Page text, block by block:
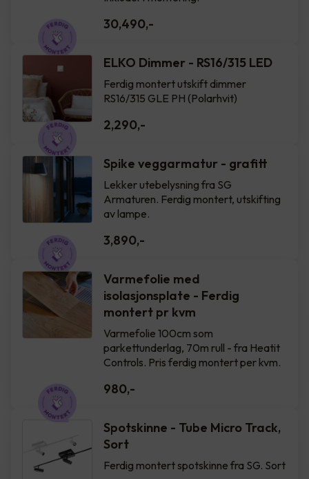
30,490,-
ELKO Dimmer - RS16/315 LED
Ferdig montert utskift dimmer
RS16/315 GLE PH (Polarhvit)
2,290,-
Spike veggarmatur - grafitt
Lekker utebelysning fra SG
Armaturen. Ferdig montert, utskifting
av lampe.
3,890,-
Varmefolie med
isolasjonsplate - Ferdig
montert pr kvm
Varmefolie 100cm som
parkettunderlag, 70m rull - fra Heatit
Controls. Pris ferdig montert per kvm.
980,-
Spotskinne - Tube Micro Track,
Sort
Ferdig montert spotskinne fra SG. Sort